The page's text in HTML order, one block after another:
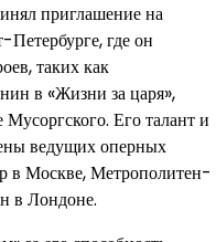
приглашение на
где он
таких как
в «Жизни за царя»,
Его талант и
ведущих оперных
в Москве, Метрополитен-
в Лондоне.